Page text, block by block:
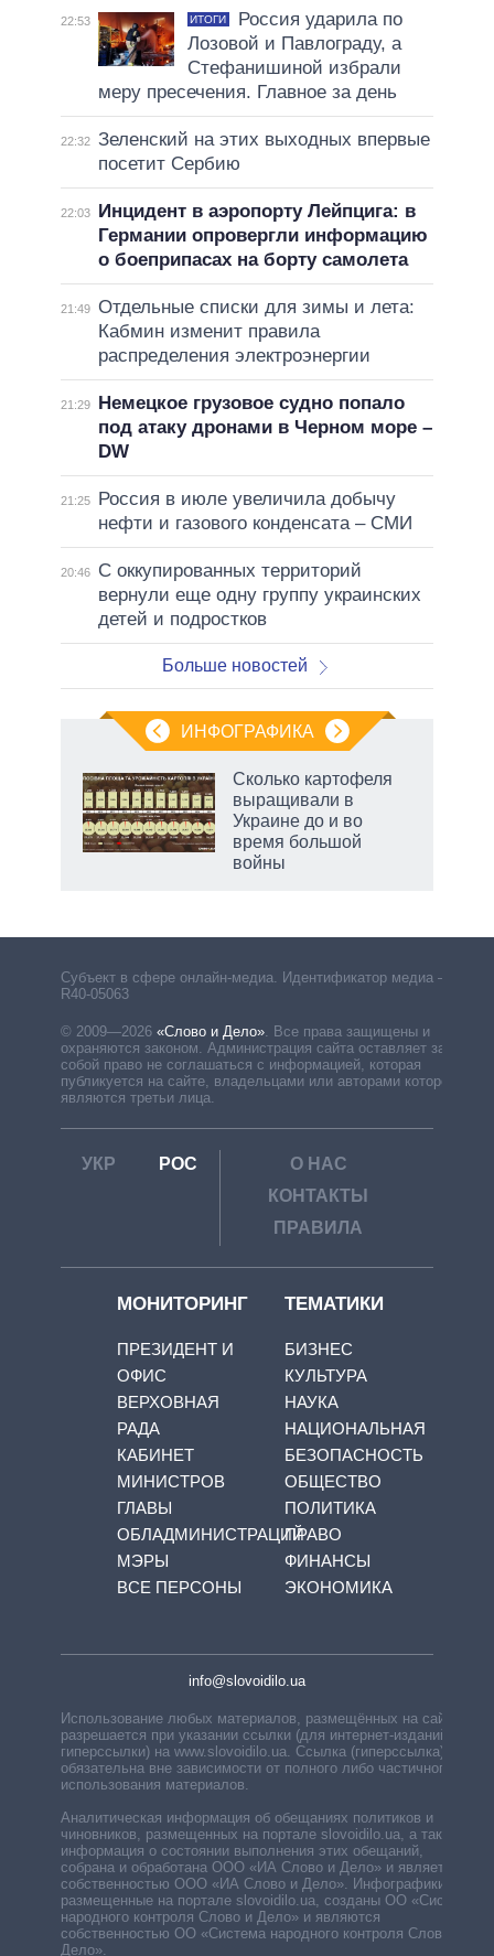
22:53 ИТОГИ
Россия ударила по
Лозовой и Павлограду, а
Стефанишиной избрали
меру пресечения. Главное за день
22:32 Зеленский на этих выходных впервые
посетит Сербию
22:03
Инцидент в аэропорту Лейпцига: в
Германии опровергли информацию
о боеприпасах на борту самолета
21:49 Отдельные списки для зимы и лета:
Кабмин изменит правила
распределения электроэнергии
21:29
Немецкое грузовое судно попало
под атаку дронами в Черном море –
DW
21:25
Россия в июле увеличила добычу
нефти и газового конденсата – СМИ
20:46
С оккупированных территорий
вернули еще одну группу украинских
детей и подростков
Больше новостей
ИНФОГРАФИКА
Сколько картофеля
выращивали в
Украине до и во
время большой
войны
Субъект в сфере онлайн-медиа. Идентификатор медиа –
R40-05063
© 2009—2026 «Слово и Дело». Все права защищены и
охраняются законом. Администрация сайта оставляет за
собой право не соглашаться с информацией, которая
публикуется на сайте, владельцами или авторами которой
являются третьи лица.
УКР РОС
О НАС
КОНТАКТЫ
ПРАВИЛА
МОНИТОРИНГ
ПРЕЗИДЕНТ И
ОФИС
ВЕРХОВНАЯ
РАДА
КАБИНЕТ
МИНИСТРОВ
ГЛАВЫ
ОБЛАДМИНИСТРАЦИЙ
МЭРЫ
ВСЕ ПЕРСОНЫ
ТЕМАТИКИ
БИЗНЕС
КУЛЬТУРА
НАУКА
НАЦИОНАЛЬНАЯ
БЕЗОПАСНОСТЬ
ОБЩЕСТВО
ПОЛИТИКА
ПРАВО
ФИНАНСЫ
ЭКОНОМИКА
info@slovoidilo.ua
Использование любых материалов, размещённых на сайте,
разрешается при указании ссылки (для интернет-изданий —
гиперссылки) на www.slovoidilo.ua. Ссылка (гиперссылка)
обязательна вне зависимости от полного либо частичного
использования материалов.
Аналитическая информация об обещаниях политиков и
чиновников, размещенных на портале slovoidilo.ua, а также
информация о состоянии выполнения этих обещаний,
собрана и обработана ООО «ИА Слово и Дело» и является
собственностью ООО «ИА Слово и Дело». Инфографики,
размещенные на портале slovoidilo.ua, созданы ОО «Система
народного контроля Слово и Дело» и являются
собственностью ОО «Система народного контроля Слово и
Дело».